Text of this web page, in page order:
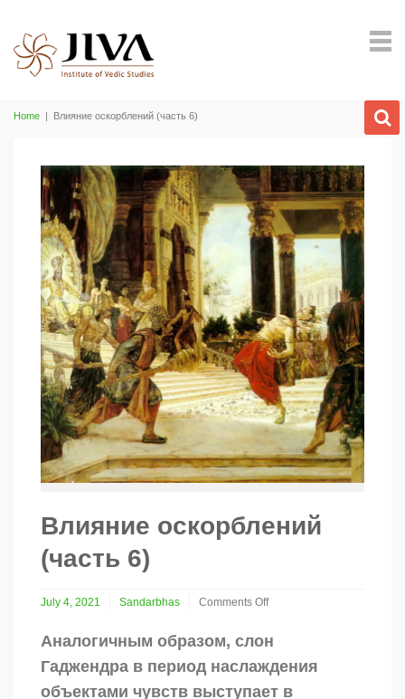
Home | Влияние оскорблений (часть 6)
Влияние оскорблений
(часть 6)
July 4, 2021 Sandarbhas
Comments Off
оскорблений
(часть
Аналогичным образом, слон
Гаджендра в период наслаждения
объектами чувств выступает в